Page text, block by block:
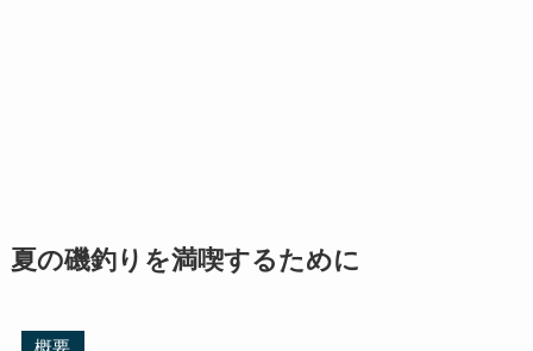
夏の磯釣りを満喫するために